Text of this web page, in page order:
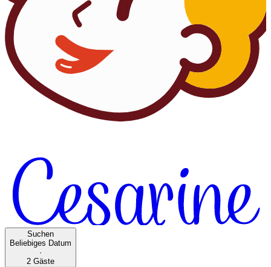
Suchen
Beliebiges Datum
·
2 Gäste